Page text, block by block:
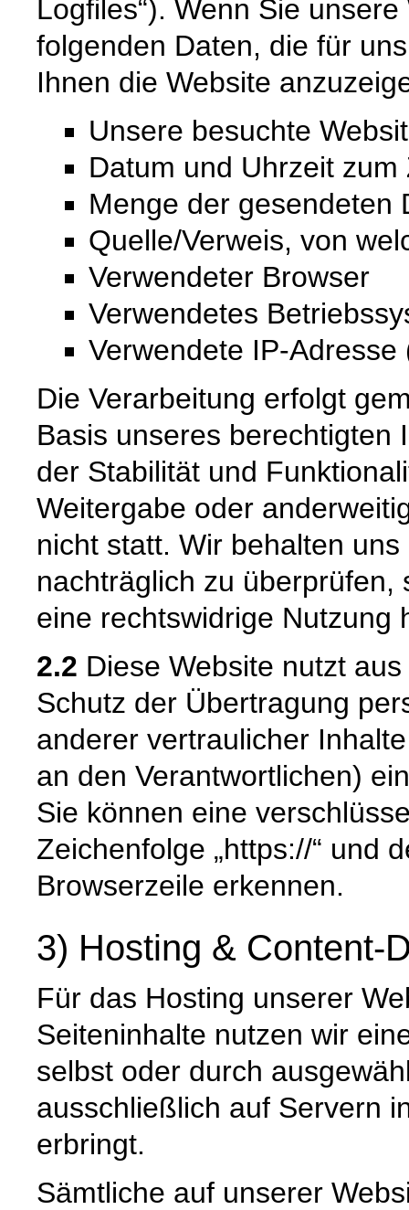
Logfiles“). Wenn Sie
folgenden Daten, die für
Ihnen die Website
Unsere besuchte
Datum und Uhrzeit
Menge der gesendeten
Quelle/Verweis, von
Verwendeter Browser
Verwendetes
Verwendete IP-
Die Verarbeitung erfolgt
Basis unseres berechtigten
der Stabilität und
Weitergabe oder
nicht statt. Wir behalten
nachträglich zu überprüfen,
eine rechtswidrige Nutzung
2.2 Diese Website nutzt
Schutz der Übertragung
anderer vertraulicher
an den Verantwortlichen)
Sie können eine
Zeichenfolge „https://“ und
Browserzeile erkennen.
3) Hosting & Content-
Für das Hosting unserer
Seiteninhalte nutzen wir
selbst oder durch
ausschließlich auf Servern
erbringt.
Sämtliche auf unserer